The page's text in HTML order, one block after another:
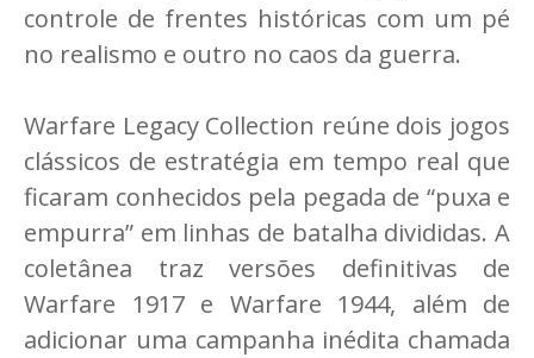
controle de frentes históricas com um pé
no realismo e outro no caos da guerra.
Warfare Legacy Collection reúne dois jogos
clássicos de estratégia em tempo real que
ficaram conhecidos pela pegada de “puxa e
empurra” em linhas de batalha divididas. A
coletânea traz versões definitivas de
Warfare 1917 e Warfare 1944, além de
adicionar uma campanha inédita chamada